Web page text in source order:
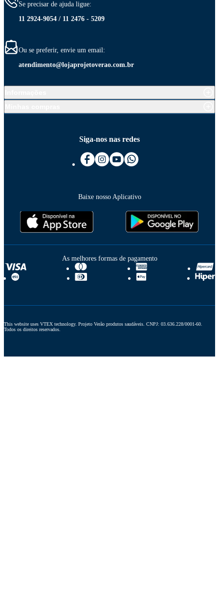
Se precisar de ajuda ligue:
11 2924-9054 / 11 2476 - 5209
Ou se preferir, envie um email:
atendimento@lojaprojetoverao.com.br
Siga-nos nas redes
Baixe nosso Aplicativo
As melhores formas de pagamento
This website uses VTEX technology. Projeto Verão produtos saudáveis. CNPJ: 03.636.228/0001-60.
Todos os direitos reservados.